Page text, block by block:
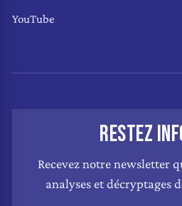
YouTube
RESTEZ
Recevez notre newsletter
analyses et décryptages